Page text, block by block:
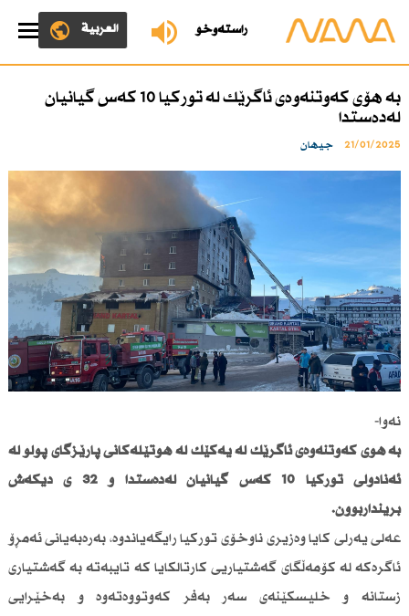
ڕاستەوخۆ العربية
بە هۆی كەوتنەوەی ئاگرێك لە توركیا 10 كەس گیانیان
لەدەستدا
21/01/2025 جیهان
نەوا-
بە هۆی كەوتنەوەی ئاگرێك لە یەكێك لە هۆتێلەكانی پارێزگای پۆلۆ لە
ئەنادۆڵی توركیا 10 كەس گیانیان لەدەستدا و 32 ی دیكەش
برینداربوون.
عەلی یەرلی كایا وەزیری ناوخۆی توركیا رایگەیاندوە، بەرەبەیانی ئەمڕۆ
ئاگرەكە لە كۆمەڵگای گەشتیاریی كارتالكایا كە تایبەتە بە گەشتیاری
زستانە و خلیسكێنەی سەر بەفر كەوتووەتەوە و بەخێرایی